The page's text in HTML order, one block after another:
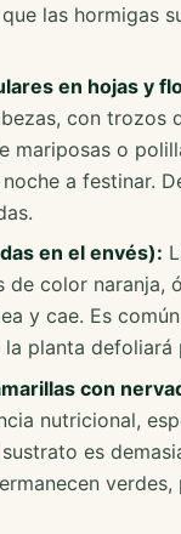
las hormigas
en hojas y
con trozos
mariposas o
a festinar.
en el envés):
de color
y cae. Es
planta
con
nutricional,
es